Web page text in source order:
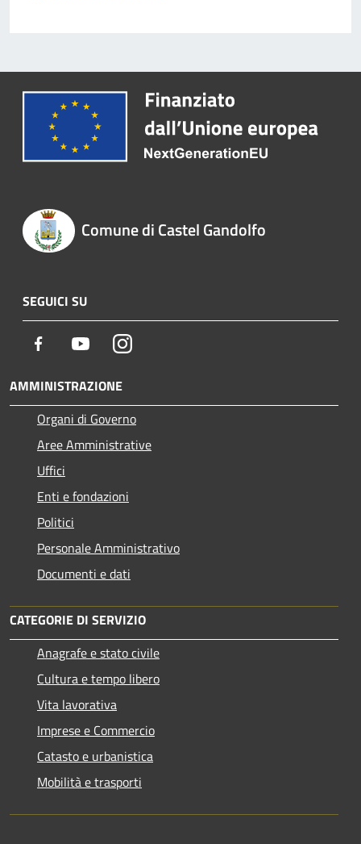
Comune di Castel Gandolfo
SEGUICI SU
Facebook YoutubeInstagram
AMMINISTRAZIONE
Organi di Governo
Aree Amministrative
Uffici
Enti e fondazioni
Politici
Personale Amministrativo
Documenti e dati
CATEGORIE DI SERVIZIO
Anagrafe e stato civile
Cultura e tempo libero
Vita lavorativa
Imprese e Commercio
Catasto e urbanistica
Mobilità e trasporti